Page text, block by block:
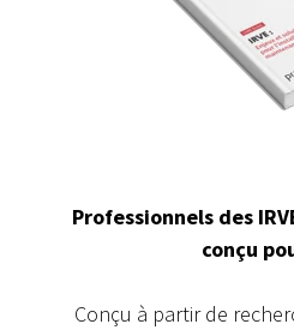
Professionnels des
conçu
Conçu à partir de